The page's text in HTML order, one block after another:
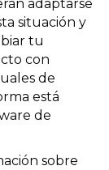
adaptarse
situación y
tu
con
de
está
de
sobre